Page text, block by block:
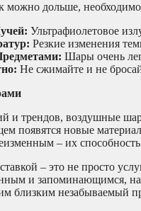
дольше, необходимо
Ультрафиолетовое
Резкие изменения
Шары очень
Не сжимайте и не
и трендов, воздушные
появятся новые
– их способность
– это не просто
и запоминающимся,
близким незабываемый